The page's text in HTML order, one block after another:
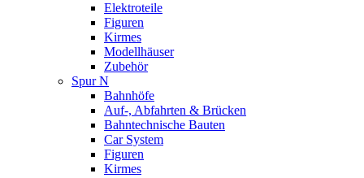
Elektroteile
Figuren
Kirmes
Modellhäuser
Zubehör
Spur N
Bahnhöfe
Auf-, Abfahrten & Brücken
Bahntechnische Bauten
Car System
Figuren
Kirmes